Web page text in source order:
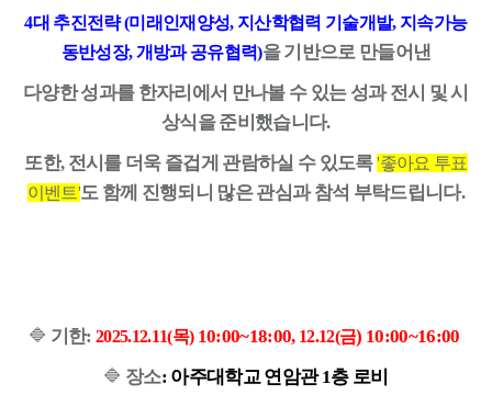
4대 추진전략 (미래인재양성, 지산학협력 기술개발, 지속가능
동반성장, 개방과 공유협력)을 기반으로 만들어낸
다양한 성과를 한자리에서 만나볼 수 있는 성과 전시 및 시
상식을 준비했습니다.
또한, 전시를 더욱 즐겁게 관람하실 수 있도록'좋아요 투표
이벤트'도 함께 진행되니 많은 관심과 참석 부탁드립니다.
🔷 기한: 2025.12.11(목) 10:00~18:00, 12.12(금) 10:00~16:00
🔷 장소: 아주대학교 연암관 1층 로비